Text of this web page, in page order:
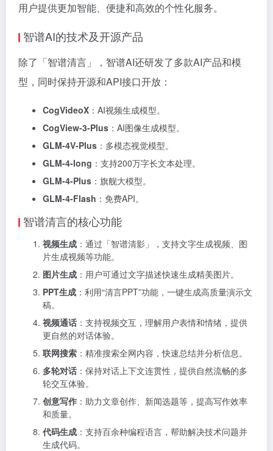
用户提供更加智能、便捷和高效的个性化服务。
智谱AI的技术及开源产品
除了「智谱清言」，智谱AI还研发了多款AI产品和模
型，同时保持开源和API接口开放：
CogVideoX ：AI视频生成模型。
CogView-3-Plus ：AI图像生成模型。
GLM-4V-Plus ：多模态视觉模型。
GLM-4-long ：支持200万字长文本处理。
GLM-4-Plus ：旗舰大模型。
GLM-4-Flash ：免费API。
智谱清言的核心功能
视频生成 ：通过「智谱清影」，支持文字生成视频、图
片生成视频等功能。
图片生成 ：用户可通过文字描述快速生成精美图片。
PPT生成 ：利用“清言PPT”功能，一键生成高质量演示文
稿。
视频通话 ：支持视频交互，理解用户表情和情绪，提供
更自然的对话体验。
联网搜索 ：精准搜索全网内容，快速总结并分析信息。
多轮对话 ：保持对话上下文连贯性，提供自然流畅的多
轮交互体验。
创意写作 ：助力文章创作、新闻选题等，提高写作效率
和质量。
代码生成 ：支持百余种编程语言，帮助解决技术问题并
生成代码。